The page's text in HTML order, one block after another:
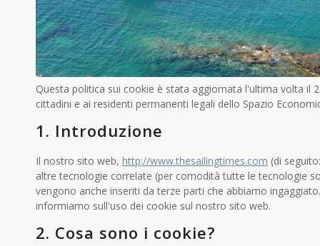
Questa politica sui cookie è stata aggiornata l'ultima volta il
cittadini e ai residenti permanenti legali dello Spazio
1. Introduzione
Il nostro sito web, http://www.thesailingtimes.com (di
altre tecnologie correlate (per comodità tutte le tecnologie
vengono anche inseriti da terze parti che abbiamo
informiamo sull'uso dei cookie sul nostro sito web.
2. Cosa sono i cookie?